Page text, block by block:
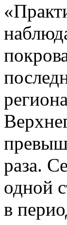
раза.
одной
в